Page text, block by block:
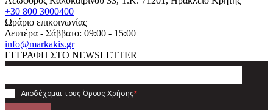
+30 800 3000400
Ωράριο επικοινωνίας
Δευτέρα - Σάββατο: 09:00 - 15:00
info@markakis.gr
ΕΓΓΡΑΦΗ ΣΤΟ NEWSLETTER
Αποδέχομαι τους Όρους Χρήσης*